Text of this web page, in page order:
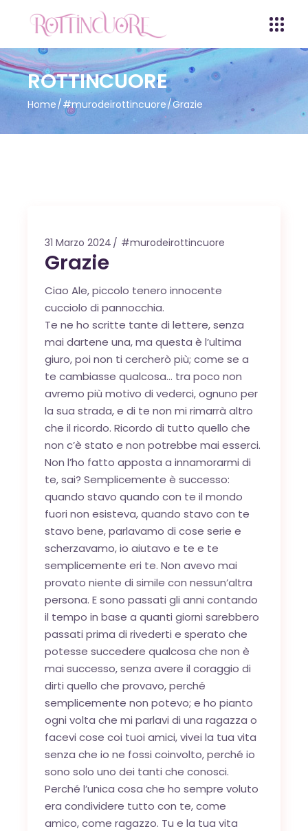
ROTTINCUORE
Home #murodeirottincuore Grazie
31 Marzo 2024 #murodeirottincuore
Grazie
Ciao Ale, piccolo tenero innocente
cucciolo di pannocchia.
Te ne ho scritte tante di lettere, senza
mai dartene una, ma questa è l’ultima
giuro, poi non ti cercherò più; come se a
te cambiasse qualcosa… tra poco non
avremo più motivo di vederci, ognuno per
la sua strada, e di te non mi rimarrà altro
che il ricordo. Ricordo di tutto quello che
non c’è stato e non potrebbe mai esserci.
Non l’ho fatto apposta a innamorarmi di
te, sai? Semplicemente è successo:
quando stavo quando con te il mondo
fuori non esisteva, quando stavo con te
stavo bene, parlavamo di cose serie e
scherzavamo, io aiutavo e te e te
semplicemente eri te. Non avevo mai
provato niente di simile con nessun’altra
persona. E sono passati gli anni contando
il tempo in base a quanti giorni sarebbero
passati prima di rivederti e sperato che
potesse succedere qualcosa che non è
mai successo, senza avere il coraggio di
dirti quello che provavo, perché
semplicemente non potevo; e ho pianto
ogni volta che mi parlavi di una ragazza o
facevi cose coi tuoi amici, vivei la tua vita
senza che io ne fossi coinvolto, perché io
sono solo uno dei tanti che conosci.
Perché l’unica cosa che ho sempre voluto
era condividere tutto con te, come
amico, come ragazzo. Tu e la tua vita